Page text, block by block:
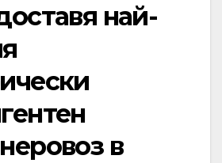
най-
в